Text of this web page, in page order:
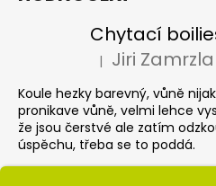
Hodnocení
| Jiri Zamrzla
Koule hezky barevný, vůně
pronikave vůně, velmi lehce
že jsou čerstvé ale zatím
úspěchu, třeba se to poddá.